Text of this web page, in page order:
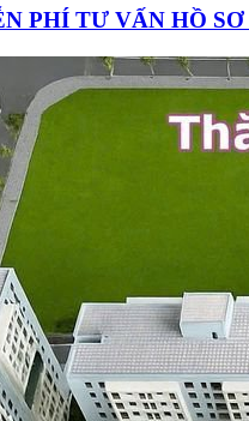
PHÍ TƯ VẤN HỒ